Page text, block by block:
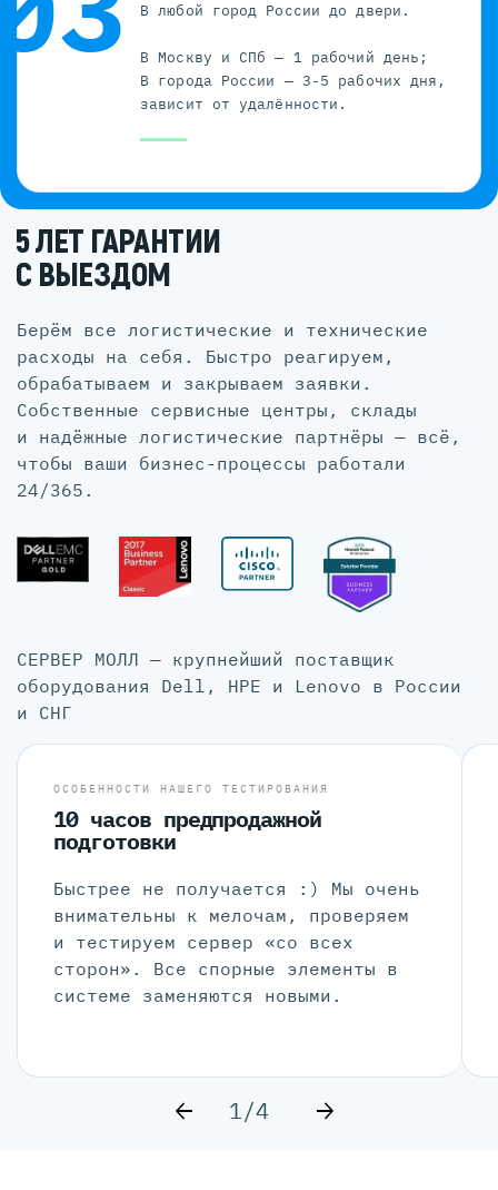
В любой город России до двери.
В Москву и СПб — 1 рабочий день;
В города России — 3-5 рабочих дня,
зависит от удалённости.
5 ЛЕТ ГАРАНТИИ
С ВЫЕЗДОМ
Берём все логистические и технические
расходы на себя. Быстро реагируем,
обрабатываем и закрываем заявки.
Собственные сервисные центры, склады
и надёжные логистические партнёры — всё,
чтобы ваши бизнес-процессы работали
24/365.
СЕРВЕР МОЛЛ — крупнейший поставщик
оборудования Dell, HPE и Lenovo в России
и СНГ
ОСОБЕННОСТИ НАШЕГО ТЕСТИРОВАНИЯ
10 часов предпродажной
подготовки
Быстрее не получается :) Мы очень
внимательны к мелочам, проверяем
и тестируем сервер «со всех
сторон». Все спорные элементы в
системе заменяются новыми.
1/4